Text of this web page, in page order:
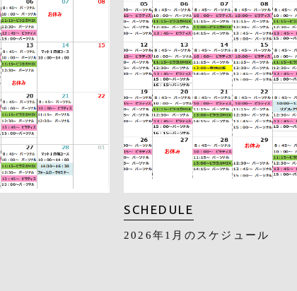
SCHEDULE
2026年1月のスケジュール